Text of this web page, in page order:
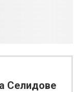
Селидове